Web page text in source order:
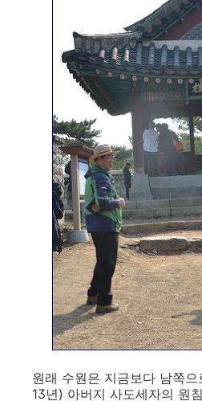
원래 수원은 지금보다 남쪽
13년) 아버지 사도세자의 원